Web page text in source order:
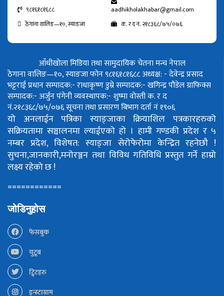
९८१६१८१६८८
aadhikholakhabar@gmail.com
ठेगाना वालिङ—१०, स्याङजा
क. र द नं. २१८३६८/७५/०७६
आँधीखोला मिडिया तथा सामुदायिक चेतना मन्च नेपाल
ठेगाना वालिङ—१०, स्याङजा फोन ९८१६१८१६८८अध्यक्ष: - देवेन्द्र प्रसाद
भट्टराईप्रधान सम्पादक:- राधाकृष्ण डुम्रेसम्पादक:- खगिन्द्र पौडेलग्राफिक्स
सम्पादक:- अर्जुन पंगेनीव्यवस्थापक:- शुष्मा वोस्तीक. र द
नं.२१८३६८/७५/०७६सूचना तथा प्रसारण बिभाग दर्ता नं १९०६
यो अनलाईन पत्रिका स्याङ्जाका क्रियाशिल पत्रकारहरुको
सक्रियतामा सञ्चालनमा ल्याईएको हो । हामी गण्डकी प्रदेश र ५
नम्बर प्रदेश, विशेषत: स्याङ्जा सेरोफेरोमा केन्द्रित रहनेछौ !
सुचना,जानकारी,मनोरञ्जन तथा विविध गतिविधि प्रस्तुत गर्ने हाम्रो
लक्ष्य रहेको छ !
============
जोडिनुहोस
फेसबुक
युटूब
ट्विटहरु
इन्स्टाग्राम